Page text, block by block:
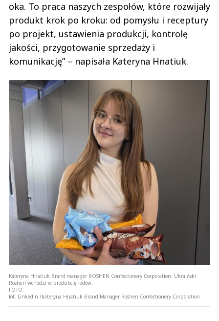
oka. To praca naszych zespołów, które rozwijały
produkt krok po kroku: od pomysłu i receptury
po projekt, ustawienia produkcji, kontrolę
jakości, przygotowanie sprzedaży i
komunikację” – napisała Kateryna Hnatiuk.
Kateryna Hnatiuk Brand manager ROSHEN Confectionery Corporation. Ukraiński
Roshen wchodzi w produkcję lodów.
FOTO:
fot. Linkedin /kateryna Hnatiuk Brand Manager Roshen Confectionery Corporation